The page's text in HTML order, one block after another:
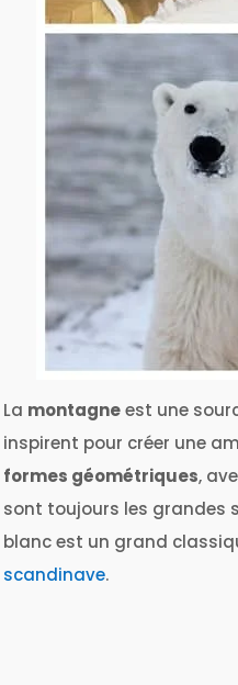
La montagneest une
inspirent pour créer une
formes géométriques,
sont toujours les grandes
blanc est un grand
scandinave.